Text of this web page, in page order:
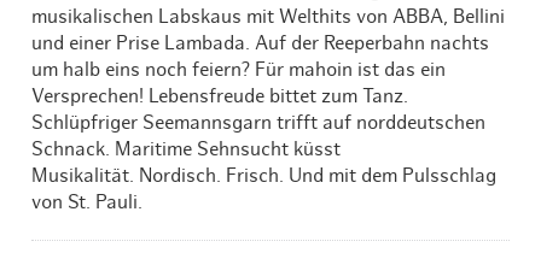
musikalischen Labskaus mit Welthits von ABBA, Bellini
und einer Prise Lambada. Auf der Reeperbahn nachts
um halb eins noch feiern? Für mahoin ist das ein
Versprechen! Lebensfreude bittet zum Tanz.
Schlüpfriger Seemannsgarn trifft auf norddeutschen
Schnack. Maritime Sehnsucht küsst
Musikalität. Nordisch. Frisch. Und mit dem Pulsschlag
von St. Pauli.